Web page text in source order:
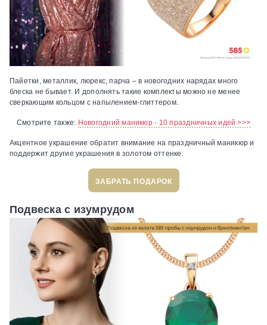
Пайетки, металлик, люрекс, парча – в новогодних нарядах много
блеска не бывает. И дополнять такие комплекты можно не менее
сверкающим кольцом с напылением-глиттером.
Смотрите также: Новогодний маникюр - 10 праздничных идей >>>
Акцентное украшение обратит внимание на праздничный маникюр и
поддержит другие украшения в золотом оттенке.
ЗАБРАТЬ ПОДАРОК
Подвеска с изумрудом